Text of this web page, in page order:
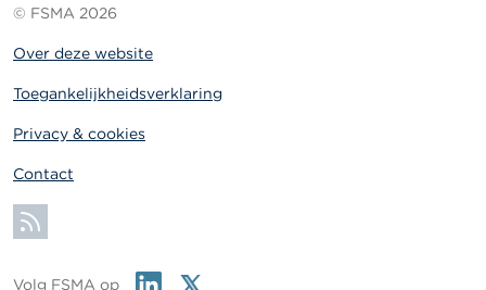
© FSMA 2026
Over deze website
Toegankelijkheidsverklaring
Privacy & cookies
Contact
Abonneer
Volg FSMA op Linkedin